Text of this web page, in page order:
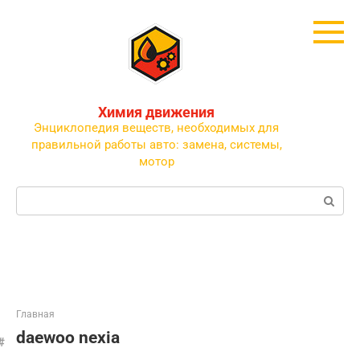
Химия движения
Энциклопедия веществ, необходимых для
правильной работы авто: замена, системы,
мотор
Поиск:
Главная
daewoo nexia